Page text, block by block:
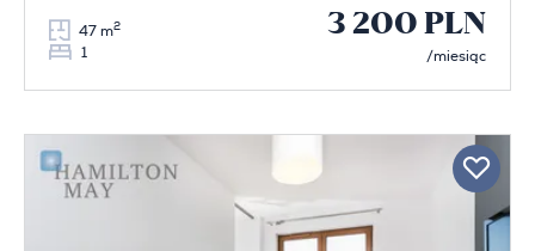
47 m2
1
3 200 PLN
/miesiąc